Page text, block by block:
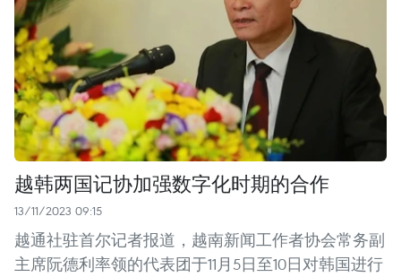
越韩两国记协加强数字化时期的合作
13/11/2023 09:15
越通社驻首尔记者报道，越南新闻工作者协会常务副
主席阮德利率领的代表团于11月5日至10日对韩国进行